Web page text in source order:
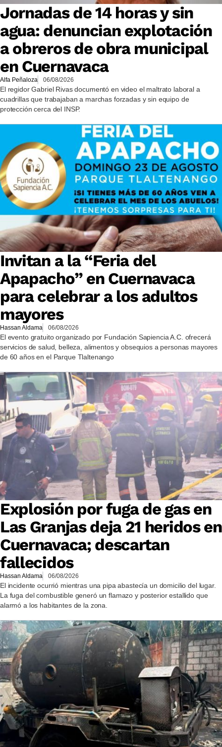
Jornadas de 14 horas y sin
agua: denuncian explotación
a obreros de obra municipal
en Cuernavaca
Alfa Peñaloza 06/08/2026
El regidor Gabriel Rivas documentó en video el maltrato laboral a
cuadrillas que trabajaban a marchas forzadas y sin equipo de
protección cerca del INSP.
Invitan a la “Feria del
Apapacho” en Cuernavaca
para celebrar a los adultos
mayores
Hassan Aldama 06/08/2026
El evento gratuito organizado por Fundación Sapiencia A.C. ofrecerá
servicios de salud, belleza, alimentos y obsequios a personas mayores
de 60 años en el Parque Tlaltenango
Explosión por fuga de gas en
Las Granjas deja 21 heridos en
Cuernavaca; descartan
fallecidos
Hassan Aldama 06/08/2026
El incidente ocurrió mientras una pipa abastecía un domicilio del lugar.
La fuga del combustible generó un flamazo y posterior estallido que
alarmó a los habitantes de la zona.